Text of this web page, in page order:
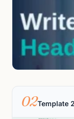
02Template 2